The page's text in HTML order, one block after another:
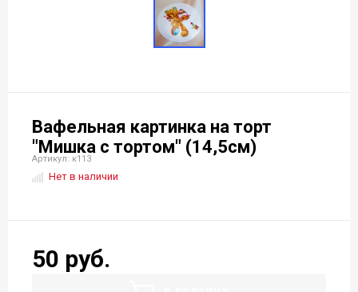
Вафельная картинка на торт
"Мишка с тортом" (14,5см)
Артикул: к113
Нет в наличии
50 руб.